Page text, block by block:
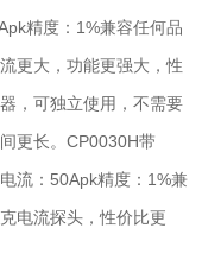
精度：1%兼容任何品
更大，功能更强大，性
，可独立使用，不需要
更长。CP0030H带
流：50Apk精度：1%兼
电流探头，性价比更